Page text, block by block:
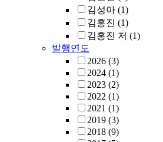
김성아 (1)
김홍진 (1)
김홍진 저 (1)
발행연도
2026 (3)
2024 (1)
2023 (2)
2022 (1)
2021 (1)
2019 (3)
2018 (9)